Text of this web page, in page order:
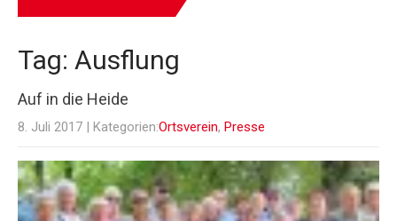
Tag: Ausflung
Auf in die Heide
8. Juli 2017 | Kategorien:Ortsverein, Presse